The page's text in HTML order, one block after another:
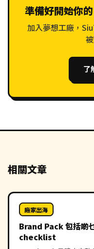
準備好開始你
加入夢想工廠，
了
相關文章
廠家出海
Brand Pack 包括啲
checklist